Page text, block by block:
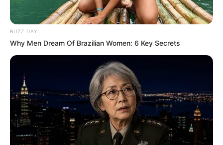
Ambyar! 10 Kalimat Baper
Pakai Bahasa Jawa Ini Bikin
Galau Abis
BUZZ DAY
Why Men Dream Of Brazilian Women: 6 Key Secrets